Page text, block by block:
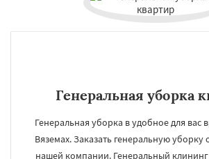
Генеральная уборка
Генеральная уборка в удобное для вас
Вяземах. Заказать генеральную уборку
нашей компании. Генеральный